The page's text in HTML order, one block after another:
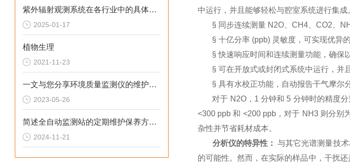
紫外辐射观测系统在各行业中的具体应用分享
2025-01-17
植物生理
2021-11-23
一文与您分享环境质量监测仪的维护保养方法
2023-05-26
简述全自动监测站的定期维护保养方法建议
2024-11-21
中运行，并且能够轻松与腔室系统进行集成
§ 同步连续测量 N 2O、CH4 、CO2
§十亿分率 (ppb) 灵敏度，可实现优异
§快速响应时间和连续测量功能，确保
§可在开放式或封闭式系统中运行，并
§具有水校正功能，自动报告干气摩尔
对于 N 2O，1 分钟和 5 分钟时的精度
<300 ppb 和 <200 ppb，对于 NH3则分别
杂性并节省耗材成本。
分析仪的特异性：
与其它光谱测量技术
的可能性。然而，在实际的样品中，干扰